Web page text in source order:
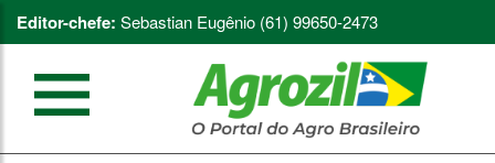
Editor-chefe: Sebastian Eugênio (61) 99650-2473